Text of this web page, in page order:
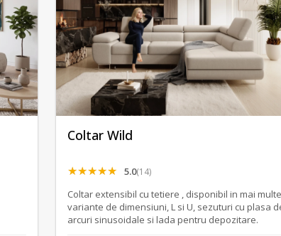
Coltar Wild
5.0(14)
Coltar extensibil cu tetiere , disponibil in mai multe
variante de dimensiuni, L si U, sezuturi cu plasa de
arcuri sinusoidale si lada pentru depozitare.